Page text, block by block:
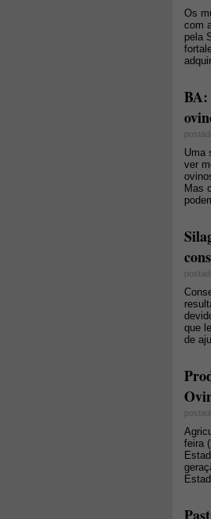
Os
com
pela
BA:
Uma
ver
Mas
que
de
feira